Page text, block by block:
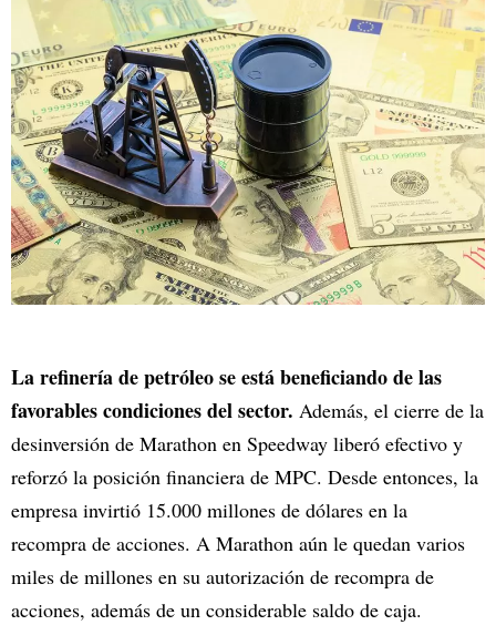
La refinería de petróleo se está beneficiando de las
favorables condiciones del sector. Además, el cierre de la
desinversión de Marathon en Speedway liberó efectivo y
reforzó la posición financiera de MPC. Desde entonces, la
empresa invirtió 15.000 millones de dólares en la
recompra de acciones. A Marathon aún le quedan varios
miles de millones en su autorización de recompra de
acciones, además de un considerable saldo de caja.